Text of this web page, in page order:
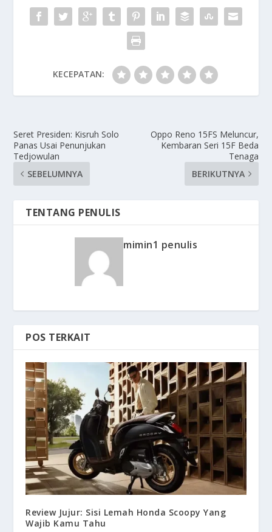
KECEPATAN:
Seret Presiden: Kisruh Solo
Panas Usai Penunjukan
Tedjowulan
SEBELUMNYA
Oppo Reno 15FS Meluncur,
Kembaran Seri 15F Beda
Tenaga
BERIKUTNYA
TENTANG PENULIS
mimin1 penulis
POS TERKAIT
Review Jujur: Sisi Lemah Honda Scoopy Yang
Wajib Kamu Tahu